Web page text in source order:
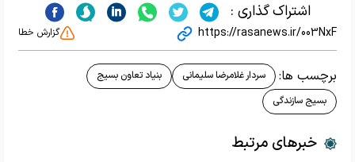
اشتراک گذاری :
https://rasanews.ir/003NxF گزارش خطا
برچسب ها: سردار غلامرضا سلیمانی
بنیاد تعاون بسیج
بسیج سازندگی
خبرهای مرتبط